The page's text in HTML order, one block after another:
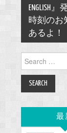
ENGLISH
時刻のお
あるよ！
for:
最